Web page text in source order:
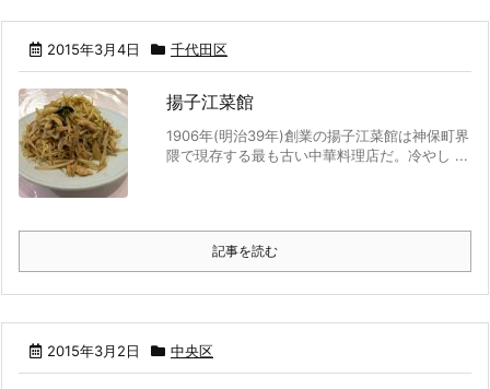
2015年3月4日 千代田区
揚子江菜館
1906年(明治39年)創業の揚子江菜館は神保町界
隈で現存する最も古い中華料理店だ。冷やし ...
記事を読む
2015年3月2日 中央区